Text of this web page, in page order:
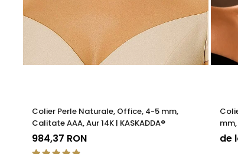
Colier Perle Naturale, Office, 4-5 mm,
Calitate AAA, Aur 14K | KASKADDA®
984,37 RON de